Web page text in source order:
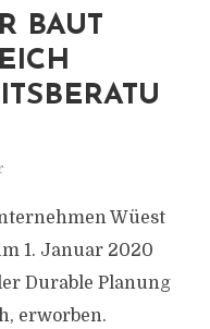
BAUT
Wüest
1. Januar 2020
Durable Planung
erworben.